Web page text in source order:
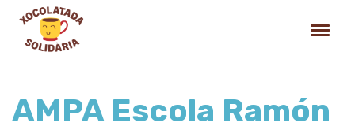
AMPA Escola Ramón